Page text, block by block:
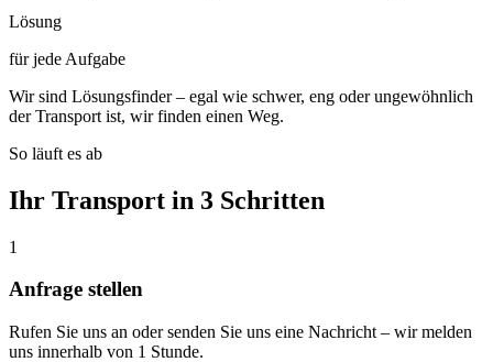
Lösung
für jede Aufgabe
Wir sind Lösungsfinder – egal wie schwer, eng oder ungewöhnlich
der Transport ist, wir finden einen Weg.
So läuft es ab
Ihr Transport in 3 Schritten
1
Anfrage stellen
Rufen Sie uns an oder senden Sie uns eine Nachricht – wir melden
uns innerhalb von 1 Stunde.